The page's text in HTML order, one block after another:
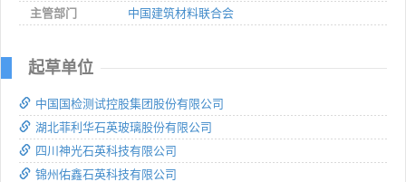
主管部门
中国建筑材料联合会
起草单位
中国国检测试控股集团股份有限公司
湖北菲利华石英玻璃股份有限公司
四川神光石英科技有限公司
锦州佑鑫石英科技有限公司